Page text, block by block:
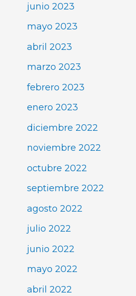
junio 2023
mayo 2023
abril 2023
marzo 2023
febrero 2023
enero 2023
diciembre 2022
noviembre 2022
octubre 2022
septiembre 2022
agosto 2022
julio 2022
junio 2022
mayo 2022
abril 2022